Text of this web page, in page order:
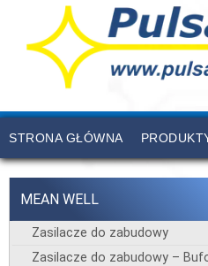
STRONA GŁÓWNA
CENNIK KONTAKT
MEAN WELL
Zasilacze do zabudowy
Zasilacze do zabudowy –